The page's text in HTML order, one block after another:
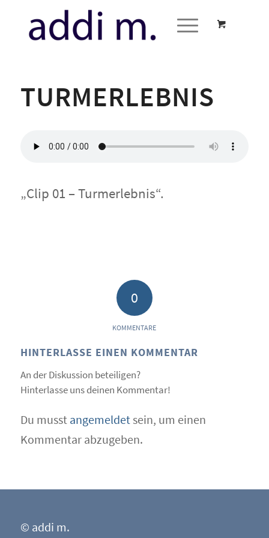
TURMERLEBNIS
„Clip 01 – Turmerlebnis“.
0
KOMMENTARE
HINTERLASSE EINEN KOMMENTAR
An der Diskussion beteiligen?
Hinterlasse uns deinen Kommentar!
Du musst angemeldetsein, um einen
Kommentar abzugeben.
© addi m.